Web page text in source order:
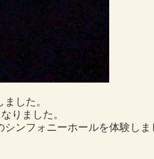
した。
りました。
ンフォニーホールを体験しま